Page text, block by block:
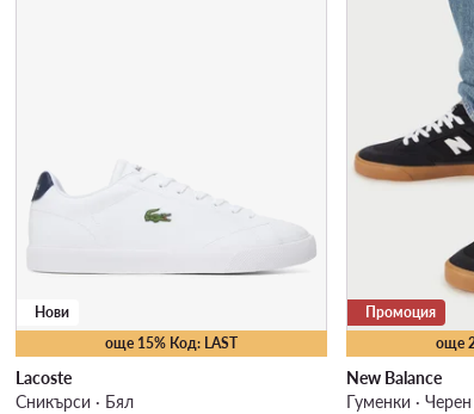
още 15% Код: LAST
Нови
Lacoste
Сникърси · Бял
още
Промоция
New Balance
Гуменки · Черен